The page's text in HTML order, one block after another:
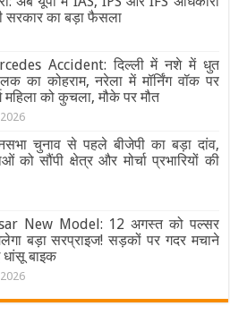
सरकार का बड़ा फैसला
Accident: दिल्ली में नशे में धुत
का कोहराम, नरेला में मॉर्निंग वॉक पर
महिला को कुचला, मौके पर मौत
चुनाव से पहले बीजेपी का बड़ा दांव,
सौंपी क्षेत्र और मोर्चा प्रभारियों की
New Model: 12 अगस्त को पल्सर
बड़ा सरप्राइज! सड़कों पर गदर मचाने
बाइक